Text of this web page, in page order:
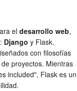
eldesarrollo web,
Django y Flask.
con filosofías
proyectos. Mientras
included", Flask es un